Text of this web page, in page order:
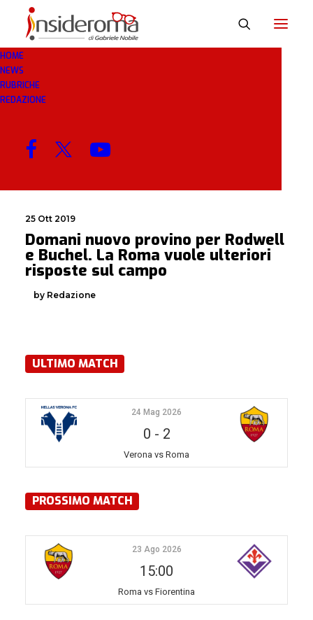
HOME
NEWS
RUBRICHE
REDAZIONE
PROVINO
MENU
25 Ott 2019
Domani nuovo provino per Rodwell
e Buchel. La Roma vuole ulteriori
risposte sul campo
by Redazione
ULTIMO MATCH
24 Mag 2026
0 - 2
Verona vs Roma
PROSSIMO MATCH
23 Ago 2026
15:00
Roma vs Fiorentina